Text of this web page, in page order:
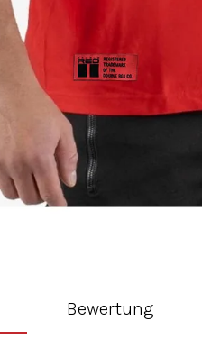
Bewertung